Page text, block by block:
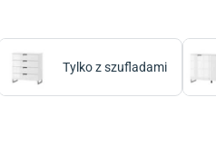
Tylko z szufladami